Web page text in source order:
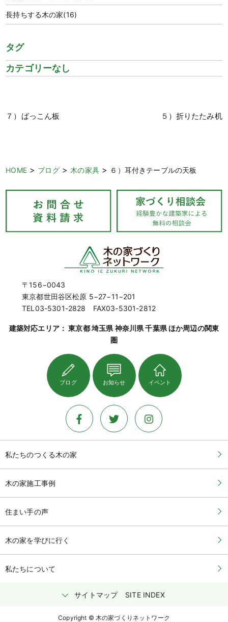
長持ちする木の家(16)
タグ
カテゴリーなし
７）ばっこん板 ５）折りたたみ机
HOME> ブログ>木の家具> ６）耳付きテーブルの天板
〒156−0043
東京都世田谷区松原 5−27−11−201
TEL03-5301-2828 FAX03-5301-2812
建築対応エリア： 東京都 埼玉県 神奈川県 千葉県 ほか周辺の関東
圏
ブログ お知らせ イベント
私たちのつくる木の家
木の家施工事例
住まい手の声
木の家を学びに行く
私たちについて
サイトマップ SITE INDEX
Copyright © 木の家づくりネットワーク